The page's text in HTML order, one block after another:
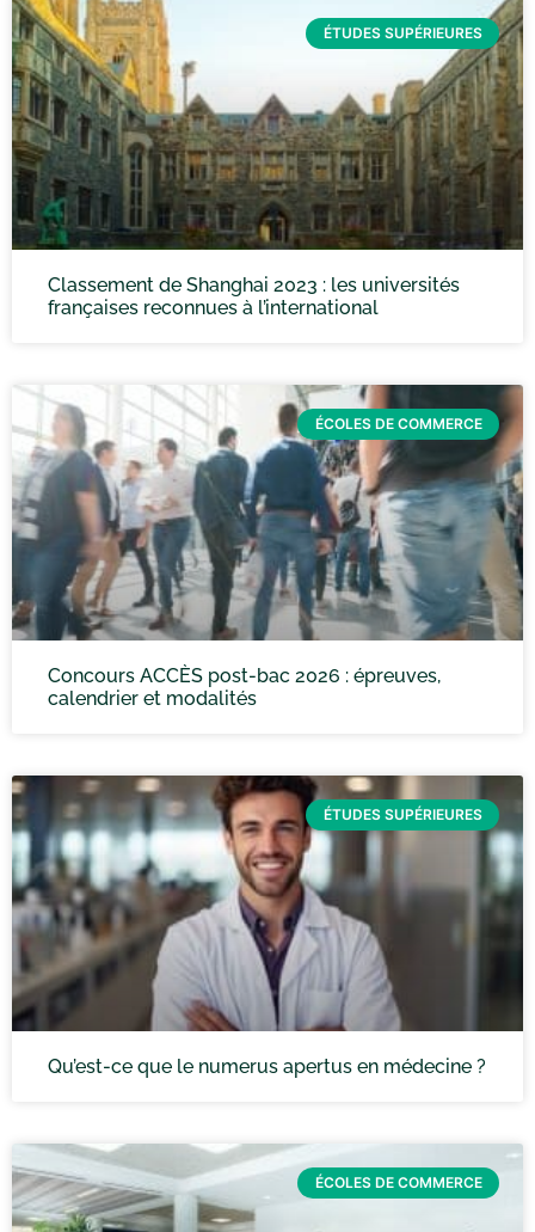
ÉTUDES SUPÉRIEURES
Classement de Shanghai 2023 : les universités
françaises reconnues à l’international
ÉCOLES DE COMMERCE
Concours ACCÈS post-bac 2026 : épreuves,
calendrier et modalités
ÉTUDES SUPÉRIEURES
Qu’est-ce que le numerus apertus en médecine ?
ÉCOLES DE COMMERCE